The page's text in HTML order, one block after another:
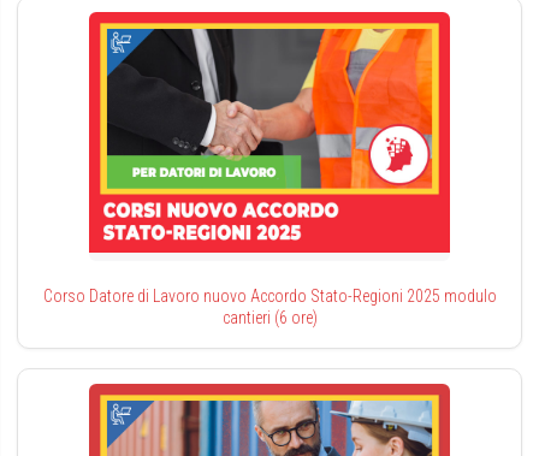
Corso Datore di Lavoro nuovo Accordo Stato-Regioni 2025 modulo
cantieri (6 ore)